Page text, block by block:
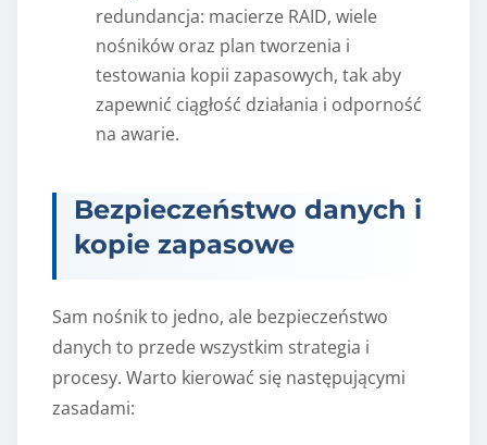
redundancja: macierze RAID, wiele
nośników oraz plan tworzenia i
testowania kopii zapasowych, tak aby
zapewnić ciągłość działania i odporność
na awarie.
Bezpieczeństwo danych i
kopie zapasowe
Sam nośnik to jedno, ale bezpieczeństwo
danych to przede wszystkim strategia i
procesy. Warto kierować się następującymi
zasadami: